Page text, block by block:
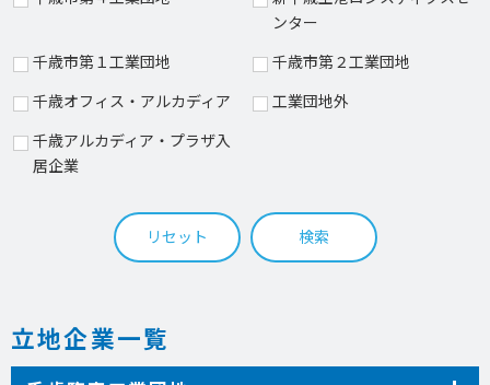
ンター
千歳市第１工業団地
千歳市第２工業団地
千歳オフィス・アルカディア
工業団地外
千歳アルカディア・プラザ入
居企業
リセット 検索
立地企業一覧